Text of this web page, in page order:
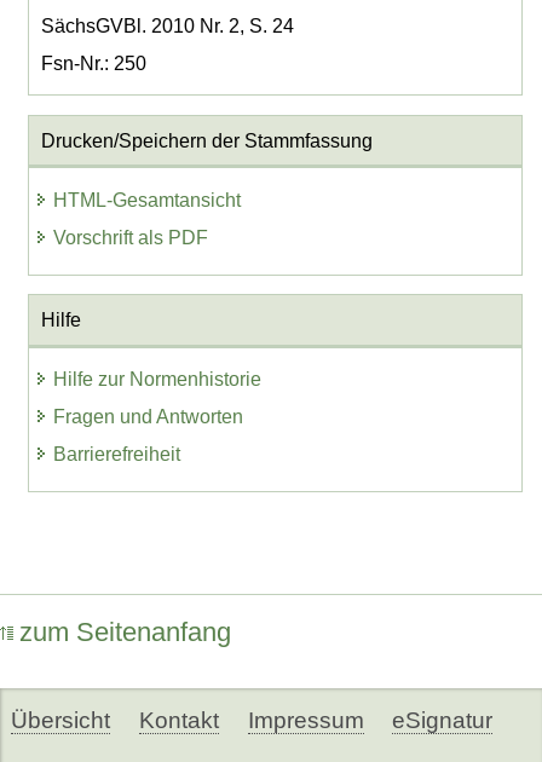
SächsGVBl. 2010 Nr. 2, S. 24
Fsn-Nr.: 250
Drucken/Speichern der Stammfassung
HTML-Gesamtansicht
Vorschrift als PDF
Hilfe
Hilfe zur Normenhistorie
Fragen und Antworten
Barrierefreiheit
zum Seitenanfang
Übersicht Kontakt Impressum eSignatur